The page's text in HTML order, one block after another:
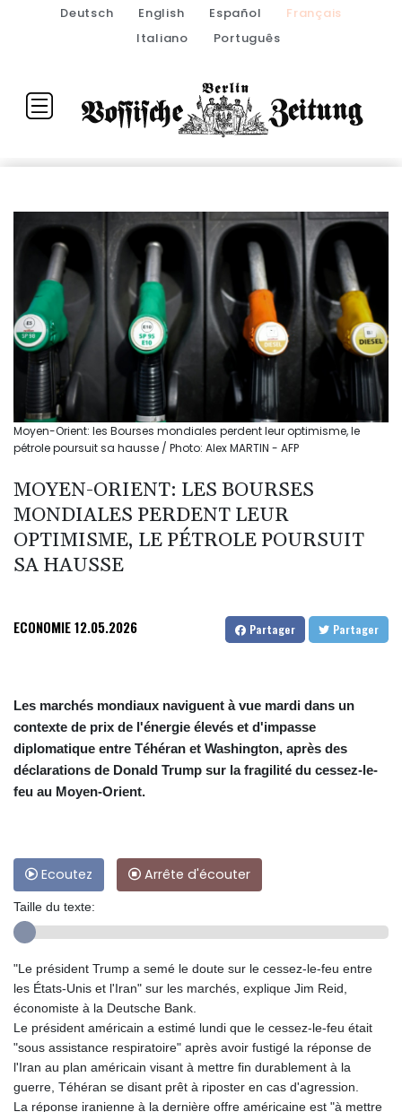
Deutsch English Español
Français
Italiano
Português
Moyen-Orient: les Bourses mondiales perdent leur optimisme, le
pétrole poursuit sa hausse / Photo: Alex MARTIN - AFP
MOYEN-ORIENT: LES BOURSES
MONDIALES PERDENT LEUR
OPTIMISME, LE PÉTROLE POURSUIT
SA HAUSSE
ECONOMIE12.05.2026 Partager Partager
Les marchés mondiaux naviguent à vue mardi dans un
contexte de prix de l'énergie élevés et d'impasse
diplomatique entre Téhéran et Washington, après des
déclarations de Donald Trump sur la fragilité du cessez-le-
feu au Moyen-Orient.
Ecoutez Arrête d'écouter
Taille du texte:
"Le président Trump a semé le doute sur le cessez-le-feu entre
les États-Unis et l'Iran" sur les marchés, explique Jim Reid,
économiste à la Deutsche Bank.
Le président américain a estimé lundi que le cessez-le-feu était
"sous assistance respiratoire" après avoir fustigé la réponse de
l'Iran au plan américain visant à mettre fin durablement à la
guerre, Téhéran se disant prêt à riposter en cas d'agression.
La réponse iranienne à la dernière offre américaine est "à mettre